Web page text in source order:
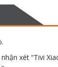
xét “Tivi